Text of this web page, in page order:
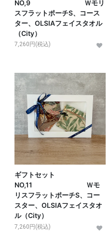
NO,9 Ｗモリ
スフラットポーチS、コース
ター、OLSIAフェイスタオル
（City）
7,260円(税込)
ギフトセット
NO,11 Ｗモ
リスフラットポーチS、コー
スター、OLSIAフェイスタオ
ル（City）
7,260円(税込)